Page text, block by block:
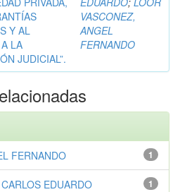
Y AL
LA
JUDICIAL”.
VASCONEZ,
ANGEL
FERNANDO
1
FERNANDO
1
EDUARDO